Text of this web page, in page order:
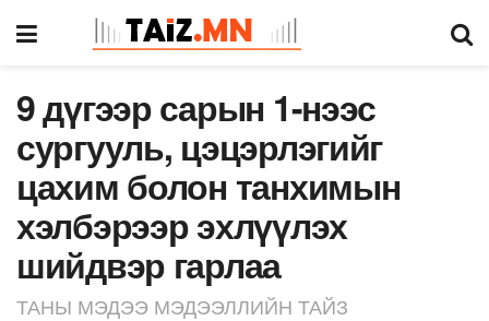
9 дүгээр сарын 1-нээс
сургууль, цэцэрлэгийг
цахим болон танхимын
хэлбэрээр эхлүүлэх
шийдвэр гарлаа
ТАНЫ МЭДЭЭ МЭДЭЭЛЛИЙН ТАЙЗ